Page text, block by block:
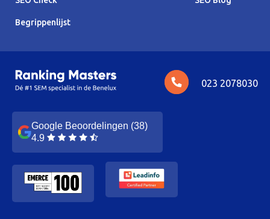
Begrippenlijst
023 2078030
Google Beoordelingen (38)
4.9